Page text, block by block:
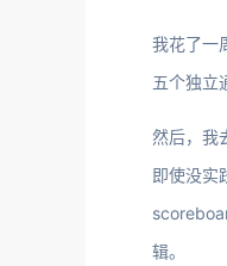
我花了一
五个独立
然后，我
即使没实
辑。